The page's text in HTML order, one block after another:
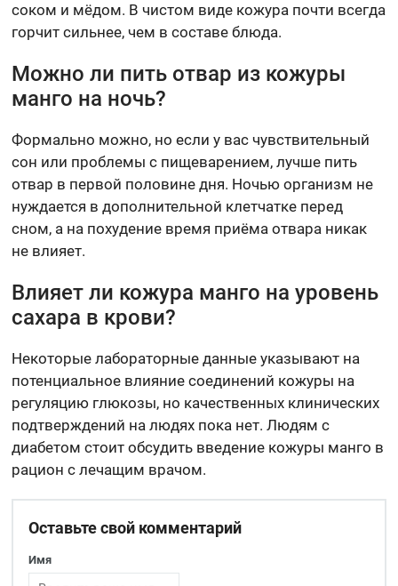
соком и мёдом. В чистом виде кожура почти всегда
горчит сильнее, чем в составе блюда.
Можно ли пить отвар из кожуры
манго на ночь?
Формально можно, но если у вас чувствительный
сон или проблемы с пищеварением, лучше пить
отвар в первой половине дня. Ночью организм не
нуждается в дополнительной клетчатке перед
сном, а на похудение время приёма отвара никак
не влияет.
Влияет ли кожура манго на уровень
сахара в крови?
Некоторые лабораторные данные указывают на
потенциальное влияние соединений кожуры на
регуляцию глюкозы, но качественных клинических
подтверждений на людях пока нет. Людям с
диабетом стоит обсудить введение кожуры манго в
рацион с лечащим врачом.
Оставьте свой комментарий
Имя